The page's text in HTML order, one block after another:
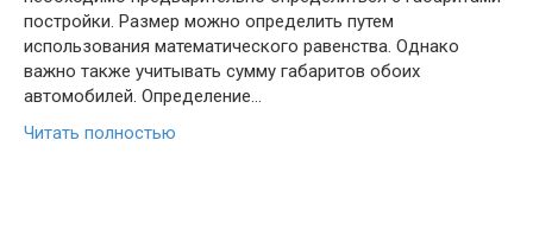
постройки. Размер можно определить путем
использования математического равенства. Однако
важно также учитывать сумму габаритов обоих
автомобилей. Определение…
Читать полностью